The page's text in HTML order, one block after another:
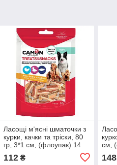
Ласощі м'ясні шматочки з
курки, качки та тріски, 80
гр, 3*1 см, (флоупак) 14
упак./короб. (ціна за упак)
112₴
см,
148